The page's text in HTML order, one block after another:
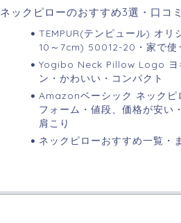
ネックピローのおすすめ3選・口コ
TEMPUR(テンピュール) オリ
10～7cm) 50012-20・家で使
Yogibo Neck Pillow Logo ヨ
ン・かわいい・コンパクト
Amazonベーシック ネックピ
フォーム・値段、価格が安い
肩こり
ネックピローおすすめ一覧・